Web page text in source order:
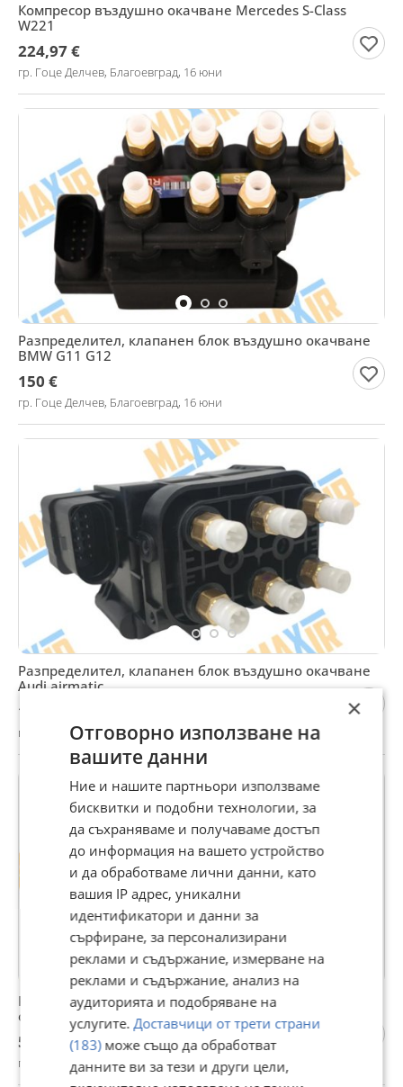
Компресор въздушно окачване Mercedes S-Class
W221
224,97 €
гр. Гоце Делчев, Благоевград, 16 юни
Разпределител, клапанен блок въздушно окачване
BMW G11 G12
150 €
гр. Гоце Делчев, Благоевград, 16 юни
Разпределител, клапанен блок въздушно окачване
Audi airmatic
115 €
гр. Гоце Делчев, Благоевград, 16 юни
Ремонтен комплект за компресор за въздушно
окачване АМК airmatic Land Rover
56,24 €
гр. Гоце Делчев, Благоевград, 16 юни
×
Отговорно използване на
вашите данни
Ние и нашите партньори използваме
бисквитки и подобни технологии, за
да съхраняваме и получаваме достъп
до информация на вашето устройство
и да обработваме лични данни, като
вашия IP адрес, уникални
идентификатори и данни за
сърфиране, за персонализирани
реклами и съдържание, измерване на
реклами и съдържание, анализ на
аудиторията и подобряване на
услугите.Доставчици от трети страни
(183)може също да обработват
данните ви за тези и други цели,